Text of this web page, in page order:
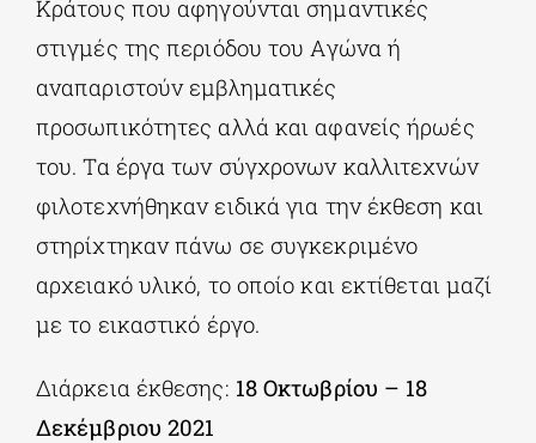
Κράτους που αφηγούνται σημαντικές
στιγμές της περιόδου του Αγώνα ή
αναπαριστούν εμβληματικές
προσωπικότητες αλλά και αφανείς ήρωές
του. Τα έργα των σύγχρονων καλλιτεχνών
φιλοτεχνήθηκαν ειδικά για την έκθεση και
στηρίχτηκαν πάνω σε συγκεκριμένο
αρχειακό υλικό, το οποίο και εκτίθεται μαζί
με το εικαστικό έργο.
Διάρκεια έκθεσης: 18 Οκτωβρίου – 18
Δεκέμβριου 2021